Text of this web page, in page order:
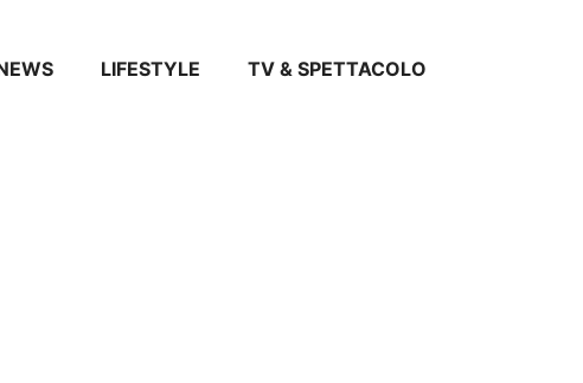
LIFESTYLE TV & SPETTACOLO